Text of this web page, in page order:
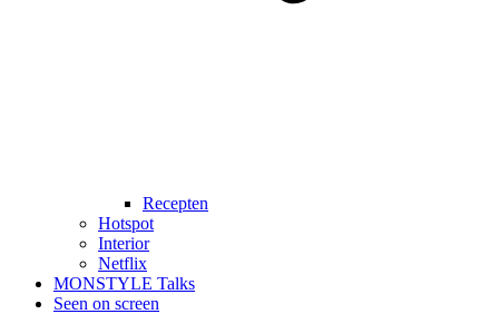
Recepten
Hotspot
Interior
Netflix
MONSTYLE Talks
Seen on screen